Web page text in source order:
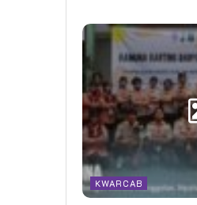
KWARCAB